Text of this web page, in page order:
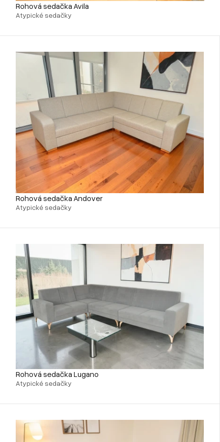
Rohová sedačka Avila
Atypické sedačky
Rohová sedačka Andover
Atypické sedačky
Rohová sedačka Lugano
Atypické sedačky